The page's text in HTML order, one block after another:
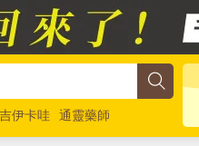
吉伊卡哇
通靈藥師
慢跑